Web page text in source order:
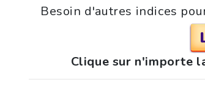
Besoin d'autres indices
Clique sur n'importe